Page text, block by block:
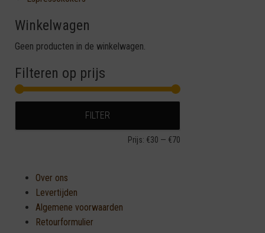
Winkelwagen
Geen producten in de winkelwagen.
Filteren op prijs
FILTER
Prijs: €30 — €70
Over ons
Levertijden
Algemene voorwaarden
Retourformulier